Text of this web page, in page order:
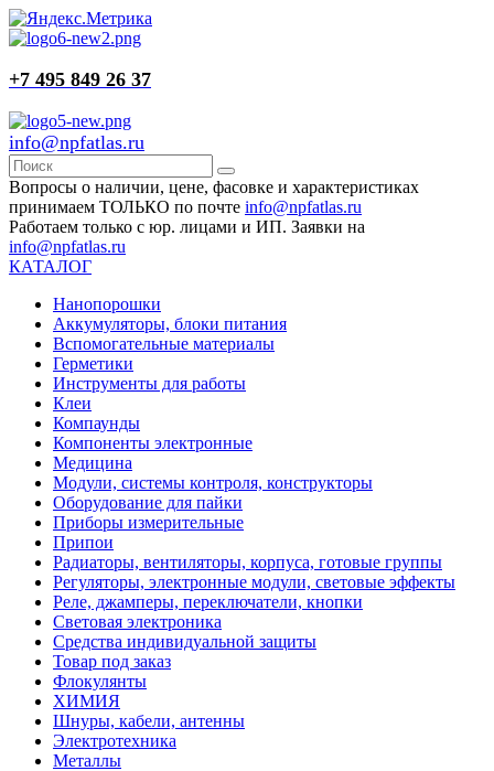
+7 495 849 26 37
info@npfatlas.ru
Вопросы о наличии, цене, фасовке и характеристиках
принимаем ТОЛЬКО по почте info@npfatlas.ru
Работаем только с юр. лицами и ИП. Заявки на
info@npfatlas.ru
КАТАЛОГ
Нанопорошки
Аккумуляторы, блоки питания
Вспомогательные материалы
Герметики
Инструменты для работы
Клеи
Компаунды
Компоненты электронные
Медицина
Модули, системы контроля, конструкторы
Оборудование для пайки
Приборы измерительные
Припои
Радиаторы, вентиляторы, корпуса, готовые группы
Регуляторы, электронные модули, световые эффекты
Реле, джамперы, переключатели, кнопки
Световая электроника
Средства индивидуальной защиты
Товар под заказ
Флокулянты
ХИМИЯ
Шнуры, кабели, антенны
Электротехника
Металлы